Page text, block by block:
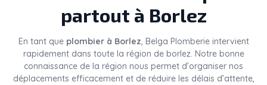
partout à Borlez
En tant que plombier à Borlez, Belga Plomberie intervient
rapidement dans toute la région de borlez. Notre bonne
connaissance de la région nous permet d’organiser nos
déplacements efficacement et de réduire les délais d’attente,